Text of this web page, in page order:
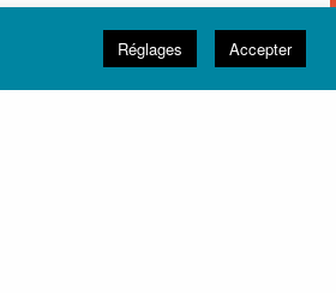
Réglages Accepter